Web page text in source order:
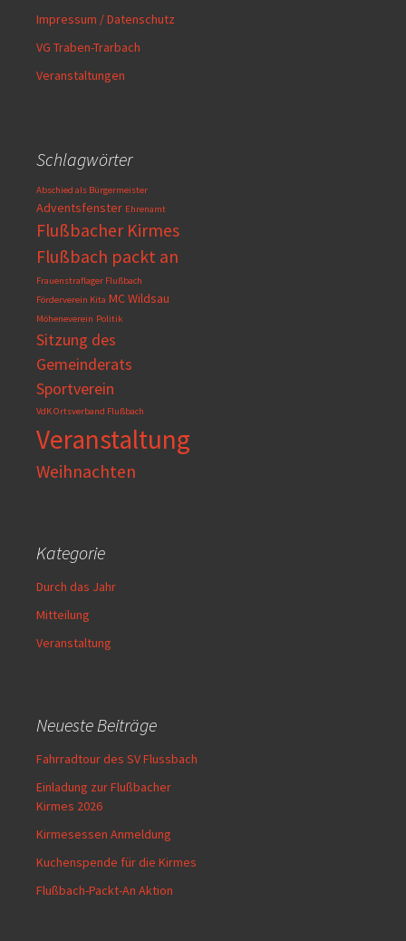
Impressum / Datenschutz
VG Traben-Trarbach
Veranstaltungen
Schlagwörter
Abschied als Bürgermeister
Adventsfenster Ehrenamt
Flußbacher Kirmes
Flußbach packt an
Frauenstraflager Flußbach
Förderverein Kita MC Wildsau
Möheneverein Politik
Sitzung des
Gemeinderats
Sportverein
VdK Ortsverband Flußbach
Veranstaltung
Weihnachten
Kategorie
Durch das Jahr
Mitteilung
Veranstaltung
Neueste Beiträge
Fahrradtour des SV Flussbach
Einladung zur Flußbacher
Kirmes 2026
Kirmesessen Anmeldung
Kuchenspende für die Kirmes
Flußbach-Packt-An Aktion